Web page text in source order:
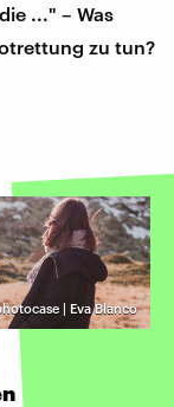
..." – Was
zu tun?
| Eva Blanco